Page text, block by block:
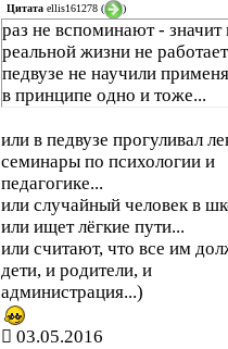
Цитата ellis161278 ( )
раз не вспоминают - значит
реальной жизни не
педвузе не научили
в принципе одно и тоже...
или в педвузе прогуливал
семинары по психологии и
педагогике...
или случайный человек в
или ищет лёгкие пути...
или считают, что все им
дети, и родители, и
администрация...)
03.05.2016